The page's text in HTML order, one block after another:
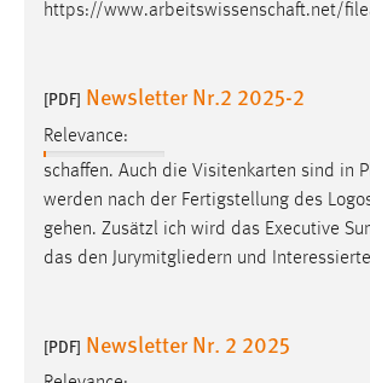
https://www.arbeitswissenschaft.net/
[PDF] Newsletter Nr.2 2025-2
Relevance:
schaffen. Auch die Visitenkarten sind in
werden nach der Fertigstellung des
gehen. Zusätzl ich wird das Executive
das den Jurymitgliedern und
[PDF] Newsletter Nr. 2 2025